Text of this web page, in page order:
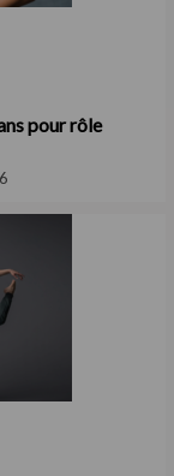
pour rôle